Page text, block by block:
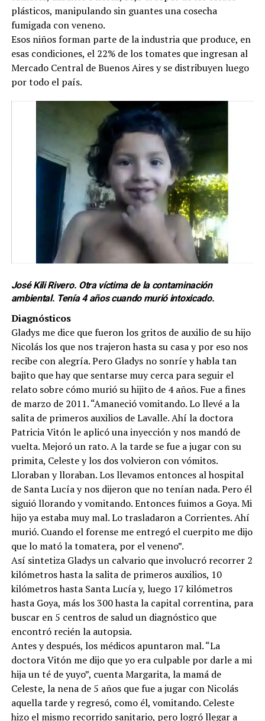
plásticos, manipulando sin guantes una cosecha
fumigada con veneno.
Esos niños forman parte de la industria que produce, en
esas condiciones, el 22% de los tomates que ingresan al
Mercado Central de Buenos Aires y se distribuyen luego
por todo el país.
José Kili Rivero. Otra víctima de la contaminación
ambiental. Tenía 4 años cuando murió intoxicado.
Diagnósticos
Gladys me dice que fueron los gritos de auxilio de su hijo
Nicolás los que nos trajeron hasta su casa y por eso nos
recibe con alegría. Pero Gladys no sonríe y habla tan
bajito que hay que sentarse muy cerca para seguir el
relato sobre cómo murió su hijito de 4 años. Fue a fines
de marzo de 2011. “Amaneció vomitando. Lo llevé a la
salita de primeros auxilios de Lavalle. Ahí la doctora
Patricia Vitón le aplicó una inyección y nos mandó de
vuelta. Mejoró un rato. A la tarde se fue a jugar con su
primita, Celeste y los dos volvieron con vómitos.
Lloraban y lloraban. Los llevamos entonces al hospital
de Santa Lucía y nos dijeron que no tenían nada. Pero él
siguió llorando y vomitando. Entonces fuimos a Goya. Mi
hijo ya estaba muy mal. Lo trasladaron a Corrientes. Ahí
murió. Cuando el forense me entregó el cuerpito me dijo
que lo mató la tomatera, por el veneno”.
Así sintetiza Gladys un calvario que involucró recorrer 2
kilómetros hasta la salita de primeros auxilios, 10
kilómetros hasta Santa Lucía y, luego 17 kilómetros
hasta Goya, más los 300 hasta la capital correntina, para
buscar en 5 centros de salud un diagnóstico que
encontró recién la autopsia.
Antes y después, los médicos apuntaron mal. “La
doctora Vitón me dijo que yo era culpable por darle a mi
hija un té de yuyo”, cuenta Margarita, la mamá de
Celeste, la nena de 5 años que fue a jugar con Nicolás
aquella tarde y regresó, como él, vomitando. Celeste
hizo el mismo recorrido sanitario, pero logró llegar a